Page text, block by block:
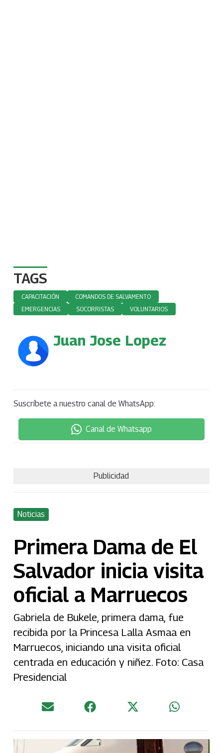
TAGS
CAPACITACIÓN
COMANDOS DE SALVAMENTO
EMERGENCIAS
SOCORRISTAS VOLUNTARIOS
Juan Jose Lopez
Suscríbete a nuestro canal de WhatsApp:
Canal de Whatsapp
Publicidad
Noticias
Primera Dama de El
Salvador inicia visita
oficial a Marruecos
Gabriela de Bukele, primera dama, fue
recibida por la Princesa Lalla Asmaa en
Marruecos, iniciando una visita oficial
centrada en educación y niñez. Foto: Casa
Presidencial